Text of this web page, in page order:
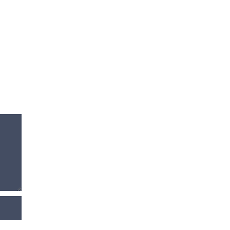
CURTA NOSSA PÁGINA: